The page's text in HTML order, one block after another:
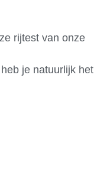
rijtest van onze
je natuurlijk het